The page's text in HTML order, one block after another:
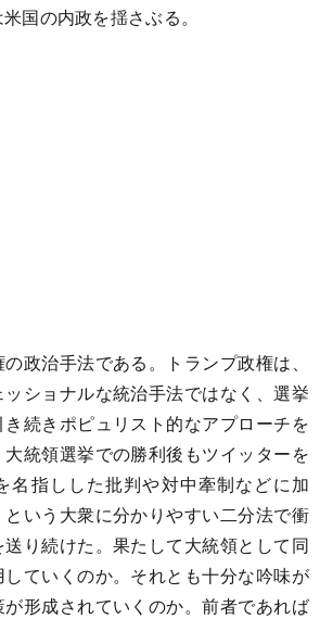
国の内政を揺さぶる。
政治手法である。トランプ政権は、
ショナルな統治手法ではなく、選挙
続きポピュリスト的なアプローチを
統領選挙での勝利後もツイッターを
名指しした批判や対中牽制などに加
いう大衆に分かりやすい二分法で衝
り続けた。果たして大統領として同
ていくのか。それとも十分な吟味が
形成されていくのか。前者であれば